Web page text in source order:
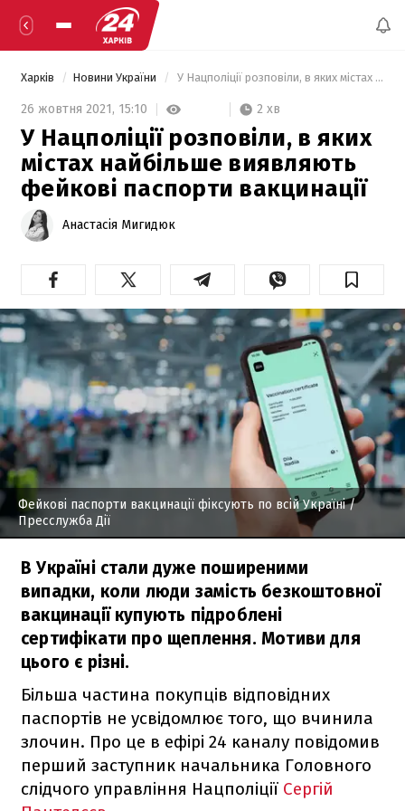
Харків Новини України У Нацполіції розповіли, в яких містах найбільше виявляють фейкові паспорти вакцинації
26 жовтня 2021, 15:10 2 хв
У Нацполіції розповіли, в яких
містах найбільше виявляють
фейкові паспорти вакцинації
Анастасія Мигидюк
Фейкові паспорти вакцинації фіксують по всій Україні/
Пресслужба Дії
В Україні стали дуже поширеними
випадки, коли люди замість безкоштовної
вакцинації купують підроблені
сертифікати про щеплення. Мотиви для
цього є різні.
Більша частина покупців відповідних
паспортів не усвідомлює того, що вчинила
злочин. Про це в ефірі 24 каналу повідомив
перший заступник начальника Головного
слідчого управління Нацполіції Сергій